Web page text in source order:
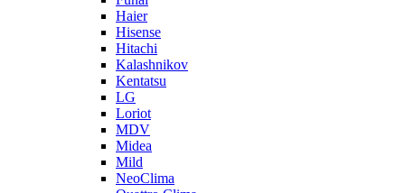
Haier
Hisense
Hitachi
Kalashnikov
Kentatsu
LG
Loriot
MDV
Midea
Mild
NeoClima